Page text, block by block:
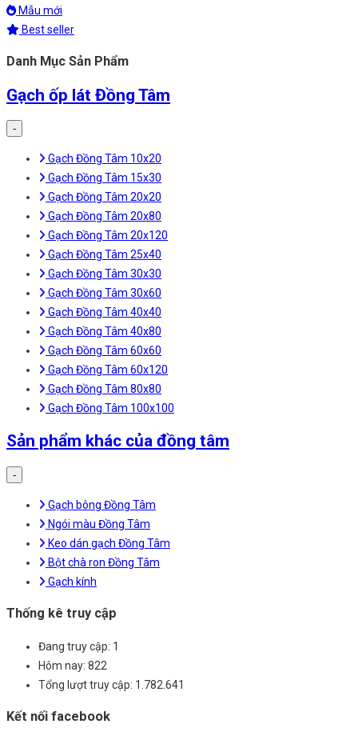
Mẫu mới
Best seller
Danh Mục Sản Phẩm
Gạch ốp lát Đồng Tâm
-
Gạch Đồng Tâm 10x20
Gạch Đồng Tâm 15x30
Gạch Đồng Tâm 20x20
Gạch Đồng Tâm 20x80
Gạch Đồng Tâm 20x120
Gạch Đồng Tâm 25x40
Gạch Đồng Tâm 30x30
Gạch Đồng Tâm 30x60
Gạch Đồng Tâm 40x40
Gạch Đồng Tâm 40x80
Gạch Đồng Tâm 60x60
Gạch Đồng Tâm 60x120
Gạch Đồng Tâm 80x80
Gạch Đồng Tâm 100x100
Sản phẩm khác của đồng tâm
-
Gạch bông Đồng Tâm
Ngói màu Đồng Tâm
Keo dán gạch Đồng Tâm
Bột chà ron Đồng Tâm
Gạch kính
Thống kê truy cập
Đang truy cập: 1
Hôm nay: 822
Tổng lượt truy cập: 1.782.641
Kết nối facebook